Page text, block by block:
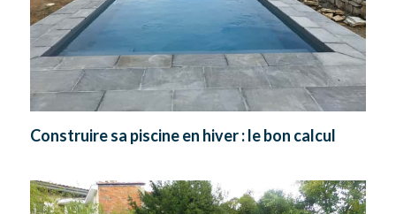
Construire sa piscine en hiver : le bon calcul